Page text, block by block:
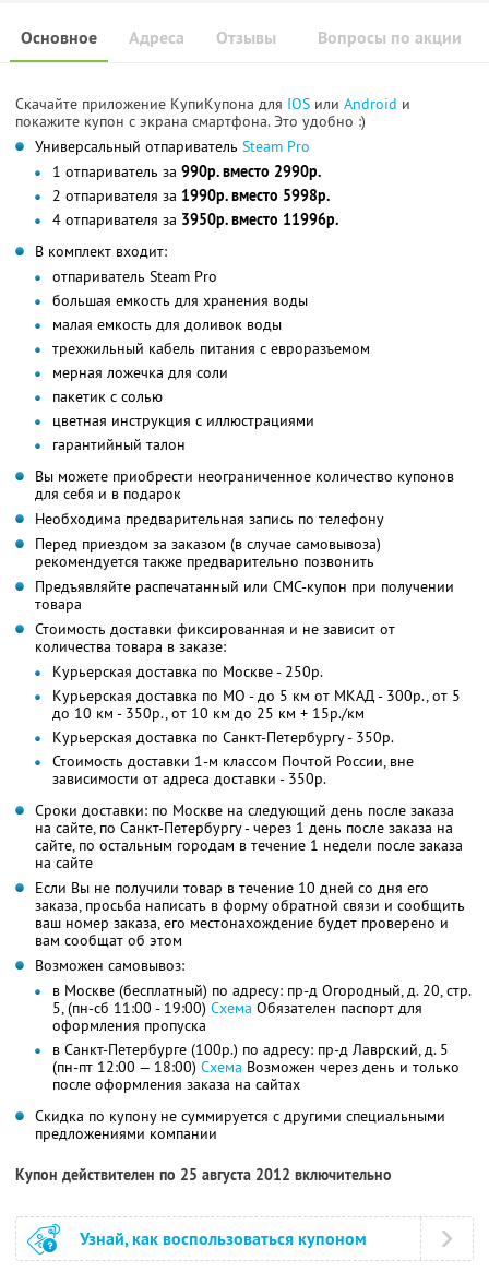
Основное Отзывы Вопросы по акции
Адреса
Скачайте приложение КупиКупона для IOS или Android и
покажите купон с экрана смартфона. Это удобно :)
Универсальный отпариватель Steam Pro
1 отпариватель за 990р. вместо 2990р.
2 отпаривателя за 1990р. вместо 5998р.
4 отпаривателя за 3950р. вместо 11996р.
В комплект входит:
отпариватель Steam Pro
большая емкость для хранения воды
малая емкость для доливок воды
трехжильный кабель питания с евроразъемом
мерная ложечка для соли
пакетик с солью
цветная инструкция с иллюстрациями
гарантийный талон
Вы можете приобрести неограниченное количество купонов
для себя и в подарок
Необходима предварительная запись по телефону
Перед приездом за заказом (в случае самовывоза)
рекомендуется также предварительно позвонить
Предъявляйте распечатанный или СМС-купон при получении
товара
Стоимость доставки фиксированная и не зависит от
количества товара в заказе:
Курьерская доставка по Москве - 250р.
Курьерская доставка по МО - до 5 км от МКАД - 300р., от 5
до 10 км - 350р., от 10 км до 25 км + 15р./км
Курьерская доставка по Санкт-Петербургу - 350р.
Стоимость доставки 1-м классом Почтой России, вне
зависимости от адреса доставки - 350р.
Сроки доставки: по Москве на следующий день после заказа
на сайте, по Санкт-Петербургу - через 1 день после заказа на
сайте, по остальным городам в течение 1 недели после заказа
на сайте
Если Вы не получили товар в течение 10 дней со дня его
заказа, просьба написать в форму обратной связи и сообщить
ваш номер заказа, его местонахождение будет проверено и
вам сообщат об этом
Возможен самовывоз:
в Москве (бесплатный) по адресу: пр-д Огородный, д. 20, стр.
5, (пн-сб 11:00 - 19:00) Схема Обязателен паспорт для
оформления пропуска
в Санкт-Петербурге (100р.) по адресу: пр-д Лаврский, д. 5
(пн-пт 12:00 — 18:00) Схема Возможен через день и только
после оформления заказа на сайтах
Скидка по купону не суммируется с другими специальными
предложениями компании
Купон действителен по 25 августа 2012 включительно
Узнай, как воспользоваться купоном